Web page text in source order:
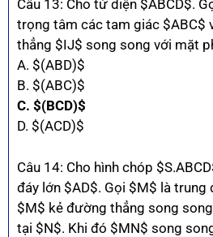
Câu 13: Cho tứ diện $ABCD$.
trọng tâm các tam giác $ABC$
thẳng $IJ$ song song với mặt
A. $(ABD)$
B. $(ABC)$
C. $(BCD)$
D. $(ACD)$
Câu 14: Cho hình chóp
đáy lớn $AD$. Gọi $M$ là trung
$M$ kẻ đường thẳng song
tại $N$. Khi đó $MN$ song